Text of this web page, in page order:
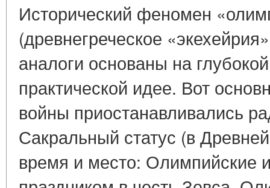
Исторический феномен
(древнегреческое
аналоги основаны на
практической идее. Вот
войны приостанавливались
Сакральный статус (в
время и место: Олимпийские